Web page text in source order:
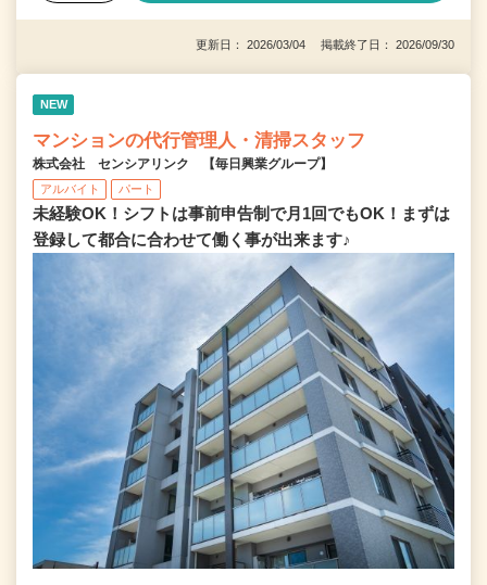
更新日： 2026/03/04 掲載終了日： 2026/09/30
NEW
マンションの代行管理人・清掃スタッフ
株式会社 センシアリンク 【毎日興業グループ】
アルバイト パート
未経験OK！シフトは事前申告制で月1回でもOK！まずは
登録して都合に合わせて働く事が出来ます♪